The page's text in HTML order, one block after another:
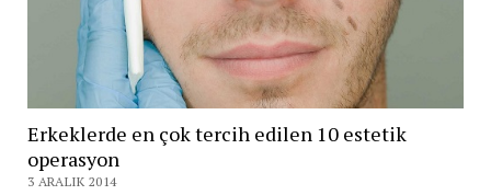
Erkeklerde en çok tercih edilen 10 estetik
operasyon
3 ARALIK 2014